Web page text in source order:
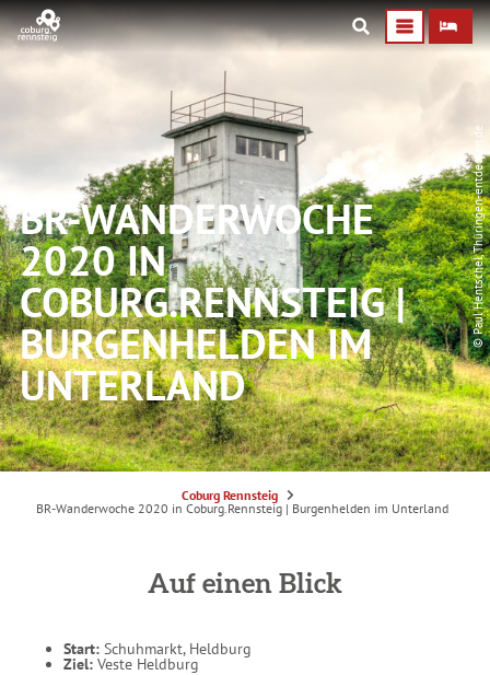
© Paul Hentschel, Thüringen-entdecken.de
BR-WANDERWOCHE
2020 IN
COBURG.RENNSTEIG |
BURGENHELDEN IM
UNTERLAND
Coburg Rennsteig
BR-Wanderwoche 2020 in Coburg.Rennsteig | Burgenhelden im Unterland
Auf einen Blick
Start: Schuhmarkt, Heldburg
Ziel: Veste Heldburg